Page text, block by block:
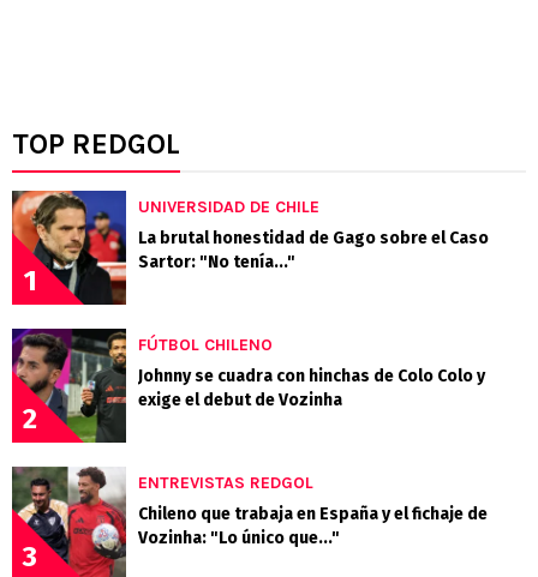
TOP REDGOL
1
UNIVERSIDAD DE CHILE
La brutal honestidad de Gago sobre el Caso
Sartor: "No tenía..."
2
FÚTBOL CHILENO
Johnny se cuadra con hinchas de Colo Colo y
exige el debut de Vozinha
3
ENTREVISTAS REDGOL
Chileno que trabaja en España y el fichaje de
Vozinha: "Lo único que..."